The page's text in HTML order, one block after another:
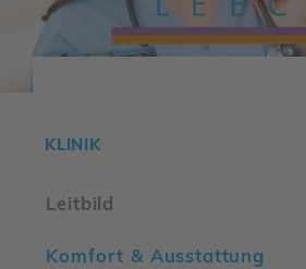
KLINIK
Leit­bild
Komfort & Ausstat­tung